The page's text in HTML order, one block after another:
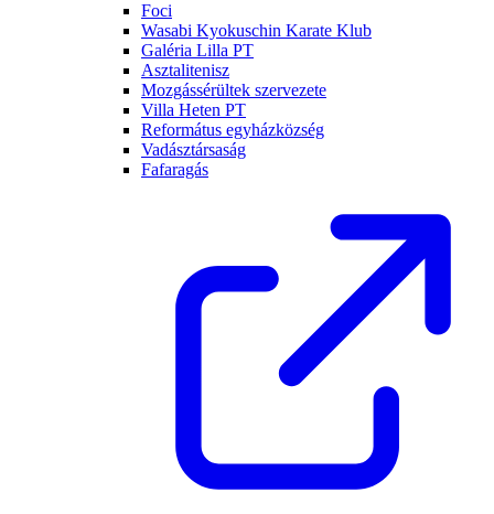
Foci
Wasabi Kyokuschin Karate Klub
Galéria Lilla PT
Asztalitenisz
Mozgássérültek szervezete
Villa Heten PT
Református egyházközség
Vadásztársaság
Fafaragás